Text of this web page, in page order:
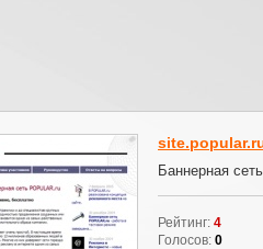
Баннерная
Рейтинг: 4
Голосов: 0